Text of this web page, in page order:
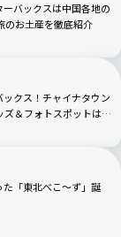
ーバックスは中国各地の
のお土産を徹底紹介
ックス！チャイナタウン
ズ＆フォトスポットは必
「東北べこ～ず」誕